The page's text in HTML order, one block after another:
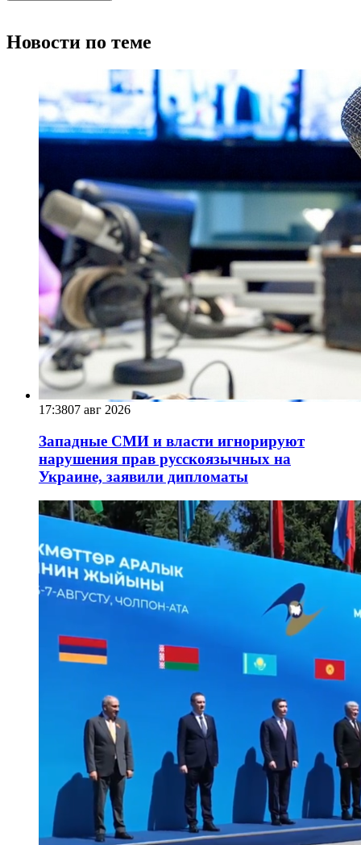
Новости по теме
17:3807 авг 2026
Западные СМИ и власти игнорируют
нарушения прав русскоязычных на
Украине, заявили дипломаты